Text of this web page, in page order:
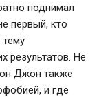
поднимал
первый, кто
результатов. Не
Джон также
и где